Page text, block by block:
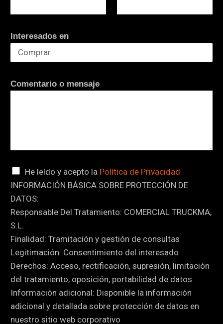
i
i
c
r
r
e
o
Interesados en
Comentario o mensaje
a
s
i
l
l
a
s
d
e
v
e
He leído y acepto la Política de Privacidad
INFORMACIÓN BÁSICA SOBRE PROTECCIÓN DE
DATOS:
Responsable Del Tratamiento: COMERCIAL TRUCKMA,
S.L.
Finalidad: Tramitación y gestión de consultas
Legitimación: Consentimiento del interesado
Derechos: Acceso, rectificación, supresión, limitación
del tratamiento, oposición, portabilidad de datos
Información adicional: Disponible la información
adicional y detallada sobre protección de datos en
nuestro sitio web corporativo